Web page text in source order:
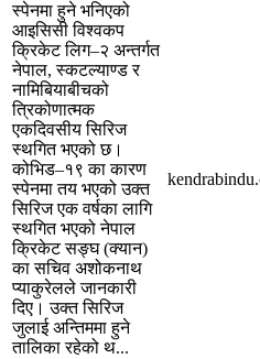
स्पेनमा हुने भनिएको
आइसिसी विश्वकप
क्रिकेट लिग–२ अन्तर्गत
नेपाल, स्कटल्याण्ड र
नामिबियाबीचको
त्रिकोणात्मक
एकदिवसीय सिरिज
स्थगित भएको छ।
कोभिड–१९ का कारण
स्पेनमा तय भएको उक्त
सिरिज एक वर्षका लागि
स्थगित भएको नेपाल
क्रिकेट सङ्घ (क्यान)
का सचिव अशोकनाथ
प्याकुरेलले जानकारी
दिए। उक्त सिरिज
जुलाई अन्तिममा हुने
तालिका रहेको थ...